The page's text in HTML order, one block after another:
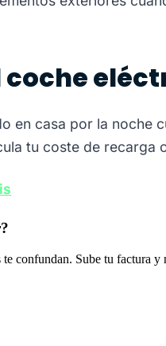
coche
en casa por la noche
tu coste de recarga
confundan. Sube tu factura y